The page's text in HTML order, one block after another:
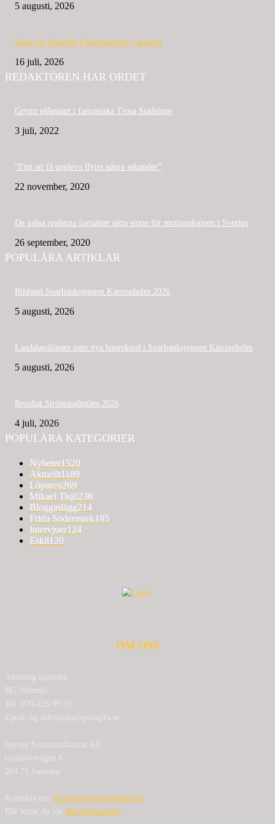
5 augusti, 2026
Dags för löparfest i Katrineholm 4 augusti
16 juli, 2026
REDAKTÖREN HAR ORDET
Grymt plågsamt i fantastiska Trosa Stadslopp
3 juli, 2022
”Fint att få uppleva flytet några sekunder”
22 november, 2020
De galna reglerna fortsätter sätta stopp för motionsloppen i Sverige
26 september, 2020
POPULÄRA ARTIKLAR
Bildspel Sparbanksjoggen Katrineholm 2026
5 augusti, 2026
Landslagslöpare satte nya banrekord i Sparbanksjoggen Katrineholm
5 augusti, 2026
Resultat Strömstadmilen 2026
4 juli, 2026
POPULÄRA KATEGORIER
Nyheter1520
Aktuellt1189
Löparen269
Mikael Tisjö238
Blogginlägg214
Frida Södermark185
Intervjuer124
Eskil120
OM OSS
Ansvarig utgivare:
BG Nilensjö
Tel: 070-226 99 95
Epost: bg.nilensjo[at]springlfa.se
Spring Kommunikation AB
Görslövsvägen 8
263 71 Jonstorp
Kontakta oss: bg.nilensjo[at]springlfa.se
Här hittar du vår Integritetspolicy